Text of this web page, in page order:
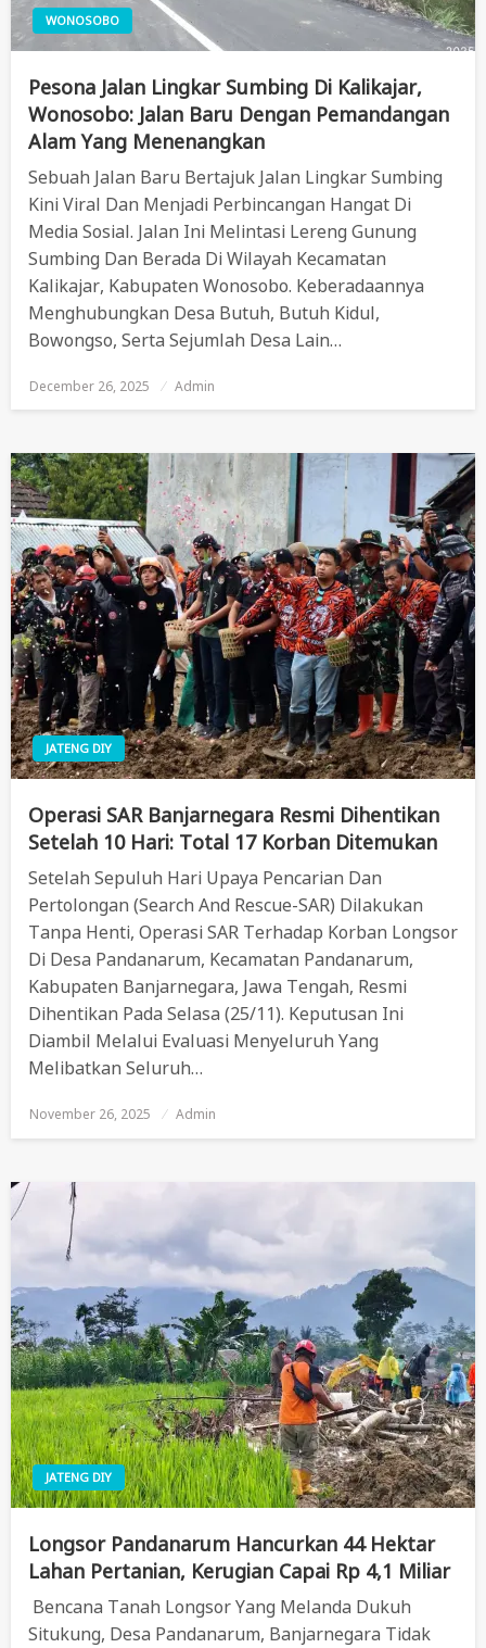
WONOSOBO
Pesona Jalan Lingkar Sumbing Di Kalikajar,
Wonosobo: Jalan Baru Dengan Pemandangan
Alam Yang Menenangkan
Sebuah Jalan Baru Bertajuk Jalan Lingkar Sumbing
Kini Viral Dan Menjadi Perbincangan Hangat Di
Media Sosial. Jalan Ini Melintasi Lereng Gunung
Sumbing Dan Berada Di Wilayah Kecamatan
Kalikajar, Kabupaten Wonosobo. Keberadaannya
Menghubungkan Desa Butuh, Butuh Kidul,
Bowongso, Serta Sejumlah Desa Lain…
Posted
December 26, 2025 Admin
JATENG DIY
Operasi SAR Banjarnegara Resmi Dihentikan
Setelah 10 Hari: Total 17 Korban Ditemukan
Setelah Sepuluh Hari Upaya Pencarian Dan
Pertolongan (Search And Rescue-SAR) Dilakukan
Tanpa Henti, Operasi SAR Terhadap Korban Longsor
Di Desa Pandanarum, Kecamatan Pandanarum,
Kabupaten Banjarnegara, Jawa Tengah, Resmi
Dihentikan Pada Selasa (25/11). Keputusan Ini
Diambil Melalui Evaluasi Menyeluruh Yang
Melibatkan Seluruh…
Posted
November 26, 2025 Admin
JATENG DIY
Longsor Pandanarum Hancurkan 44 Hektar
Lahan Pertanian, Kerugian Capai Rp 4,1 Miliar
Bencana Tanah Longsor Yang Melanda Dukuh
Situkung, Desa Pandanarum, Banjarnegara Tidak